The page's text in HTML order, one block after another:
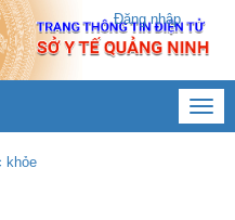
Đăng nhập
khỏe